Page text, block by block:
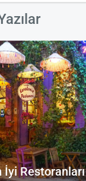
İyi Restoranları